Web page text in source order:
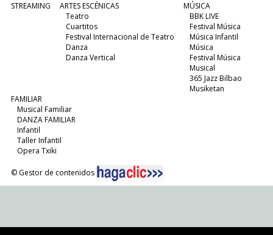
STREAMING
ARTES ESCÉNICAS
Teatro
Cuartitos
Festival Internacional de Teatro
Danza
Danza Vertical
MÚSICA
BBK LIVE
Festival Música
Música Infantil
Música
Festival Música
Musical
365 Jazz Bilbao
Musiketan
FAMILIAR
Musical Familiar
DANZA FAMILIAR
Infantil
Taller Infantil
Opera Txiki
© Gestor de contenidos